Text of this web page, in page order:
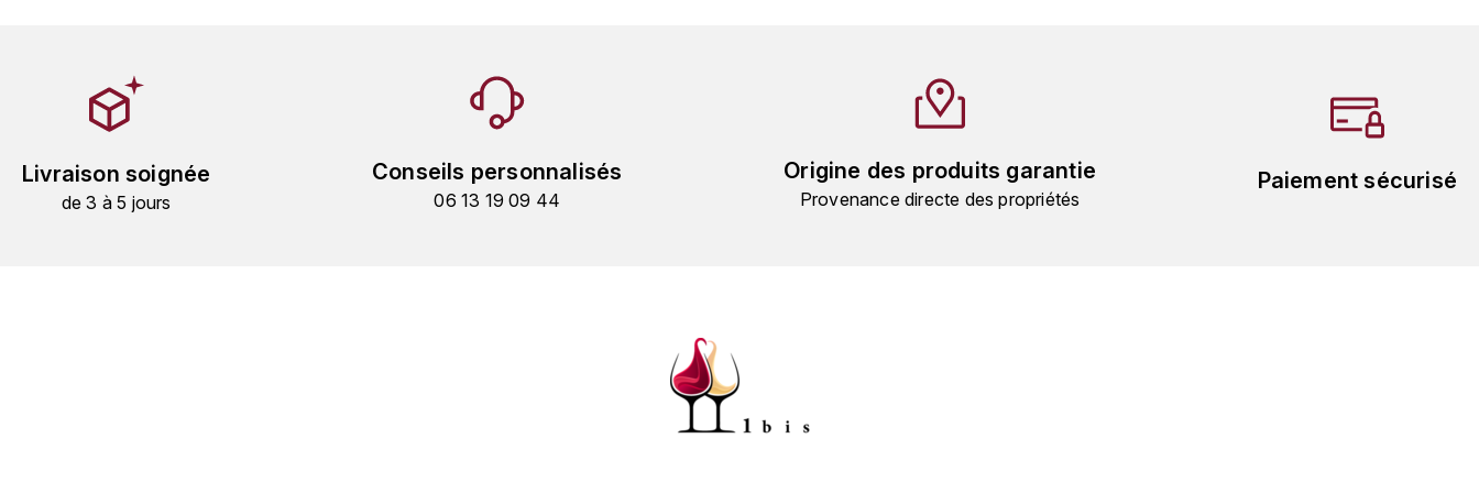
Livraison soignée
de 3 à 5 jours
Conseils personnalisés
06 13 19 09 44
Origine des produits garantie
Provenance directe des propriétés
Paiement sécurisé